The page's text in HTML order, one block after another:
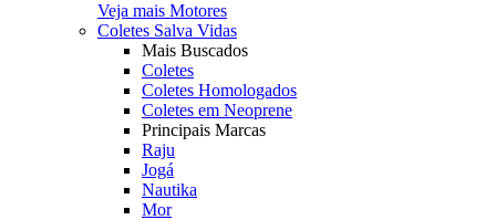
Veja mais Motores
Coletes Salva Vidas
Mais Buscados
Coletes
Coletes Homologados
Coletes em Neoprene
Principais Marcas
Raju
Jogá
Nautika
Mor